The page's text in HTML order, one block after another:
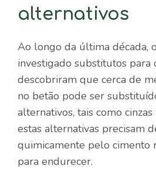
alternativos
Ao longo da última década,
investigado substitutos para
descobriram que cerca de
no betão pode ser
alternativos, tais como
estas alternativas precisam
quimicamente pelo cimento
para endurecer.